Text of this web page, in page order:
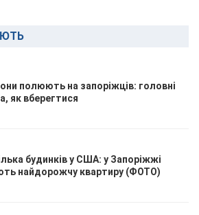
полюють на запоріжців: головні
як вберегтися
будинків у США: у Запоріжжі
найдорожчу квартиру (ФОТО)